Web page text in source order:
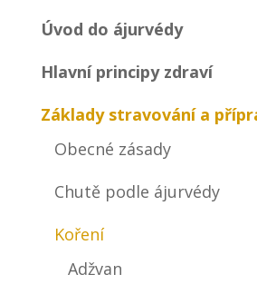
Úvod do ájurvédy
Hlavní principy zdraví
Základy stravování a
Obecné zásady
Chutě podle ájurvédy
Koření
Adžvan